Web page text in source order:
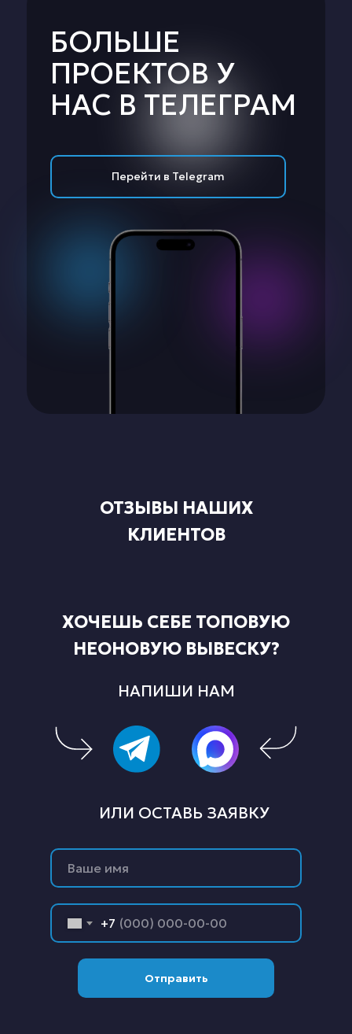
Перейти в Telegram
БОЛЬШЕ
ПРОЕКТОВ У
НАС В ТЕЛЕГРАМ
ОТЗЫВЫ НАШИХ
КЛИЕНТОВ
НАПИШИ НАМ
ИЛИ ОСТАВЬ ЗАЯВКУ
+7
Отправить
ХОЧЕШЬ СЕБЕ ТОПОВУЮ
НЕОНОВУЮ ВЫВЕСКУ?